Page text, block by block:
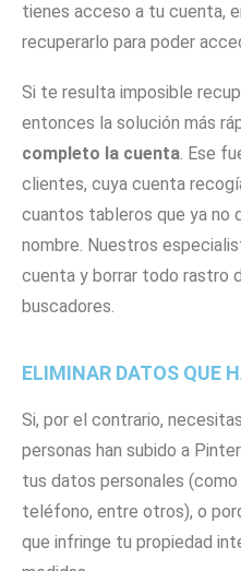
tienes acceso a tu cuenta,
recuperarlo para poder
Si te resulta imposible
entonces la solución más
completo la cuenta. Ese
clientes, cuya cuenta
cuantos tableros que ya no
nombre. Nuestros
cuenta y borrar todo rastro
buscadores.
ELIMINAR DATOS QUE
Si, por el contrario,
personas han subido a
tus datos personales
teléfono, entre otros), o
que infringe tu propiedad